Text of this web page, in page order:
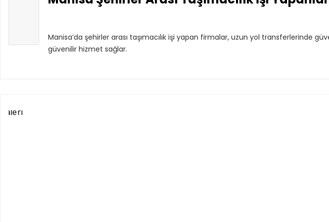
Manisa’da şehirler arası taşımacılık işi yapan firmalar, uzun yol transferlerinde
güvenilir hizmet sağlar.